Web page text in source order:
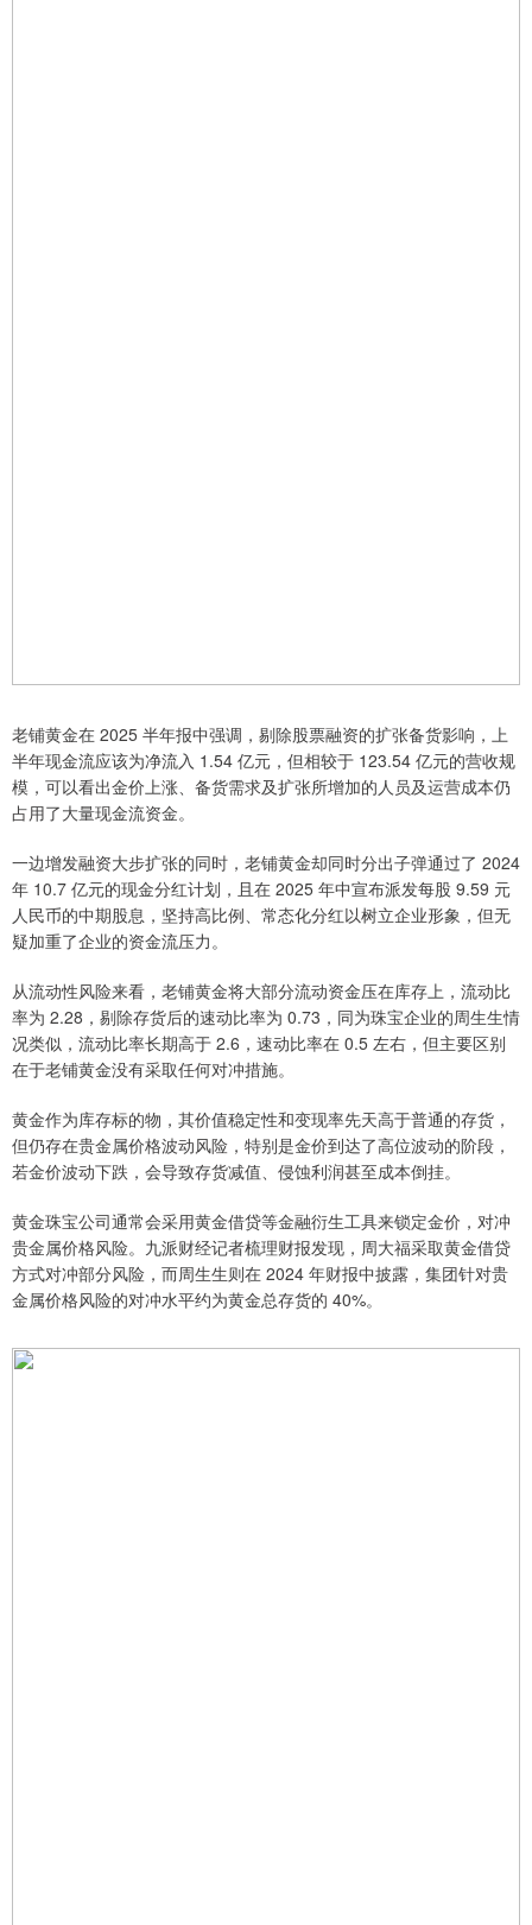
老铺黄金在 2025 半年报中强调，剔除股票融资的扩张备货影响，上
半年现金流应该为净流入 1.54 亿元，但相较于 123.54 亿元的营收规
模，可以看出金价上涨、备货需求及扩张所增加的人员及运营成本仍
占用了大量现金流资金。
一边增发融资大步扩张的同时，老铺黄金却同时分出子弹通过了 2024
年 10.7 亿元的现金分红计划，且在 2025 年中宣布派发每股 9.59 元
人民币的中期股息，坚持高比例、常态化分红以树立企业形象，但无
疑加重了企业的资金流压力。
从流动性风险来看，老铺黄金将大部分流动资金压在库存上，流动比
率为 2.28，剔除存货后的速动比率为 0.73，同为珠宝企业的周生生情
况类似，流动比率长期高于 2.6，速动比率在 0.5 左右，但主要区别
在于老铺黄金没有采取任何对冲措施。
黄金作为库存标的物，其价值稳定性和变现率先天高于普通的存货，
但仍存在贵金属价格波动风险，特别是金价到达了高位波动的阶段，
若金价波动下跌，会导致存货减值、侵蚀利润甚至成本倒挂。
黄金珠宝公司通常会采用黄金借贷等金融衍生工具来锁定金价，对冲
贵金属价格风险。九派财经记者梳理财报发现，周大福采取黄金借贷
方式对冲部分风险，而周生生则在 2024 年财报中披露，集团针对贵
金属价格风险的对冲水平约为黄金总存货的 40%。